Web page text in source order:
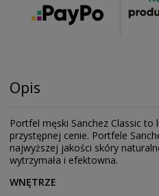
Opis
Portfel męski Sanchez Classic
przystępnej cenie. Portfele
najwyższej jakości skóry
wytrzymała i efektowna.
WNĘTRZE